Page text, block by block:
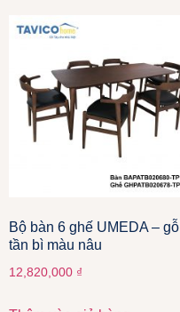
Bộ bàn 6 ghế UMEDA – gỗ
tần bì màu nâu
12,820,000 ₫